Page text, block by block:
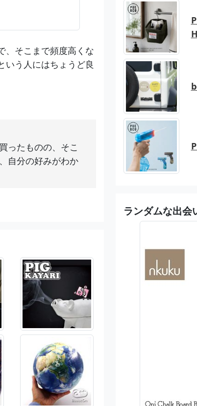
、そこまで頻度高くな
いう人にはちょうど良
ったものの、そこ
自分の好みがわか
ランダムな出会